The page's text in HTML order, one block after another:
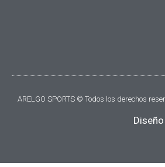
ARELGO SPORTS © Todos los derechos